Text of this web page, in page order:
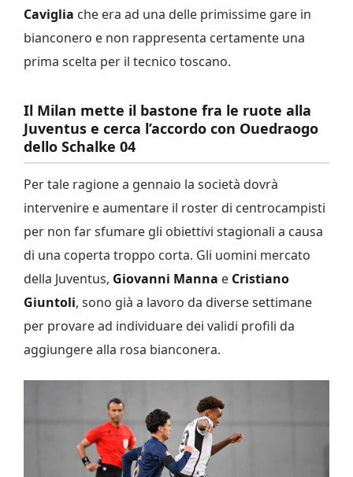
Caviglia che era ad una delle primissime gare in
bianconero e non rappresenta certamente una
prima scelta per il tecnico toscano.
Il Milan mette il bastone fra le ruote alla
Juventus e cerca l’accordo con Ouedraogo
dello Schalke 04
Per tale ragione a gennaio la società dovrà
intervenire e aumentare il roster di centrocampisti
per non far sfumare gli obiettivi stagionali a causa
di una coperta troppo corta. Gli uomini mercato
della Juventus, Giovanni Manna e Cristiano
Giuntoli, sono già a lavoro da diverse settimane
per provare ad individuare dei validi profili da
aggiungere alla rosa bianconera.